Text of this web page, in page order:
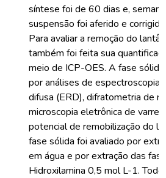
síntese foi de 60 dias e,
suspensão foi aferido e
Para avaliar a remoção do
também foi feita sua
meio de ICP-OES. A fase
por análises de espectroscopia
difusa (ERD), difratometria de
microscopia eletrônica de
potencial de remobilização do
fase sólida foi avaliado por
em água e por extração das
Hidroxilamina 0,5 mol L-1.